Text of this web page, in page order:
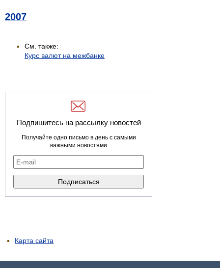
2007
См. также:
Курс валют на межбанке
Подпишитесь на рассылку новостей
Получайте одно письмо в день с самыми
важными новостями
Карта сайта